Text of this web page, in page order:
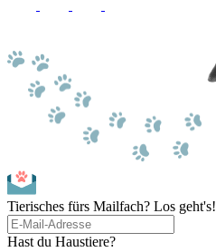
Tierisches fürs Mailfach? Los geht's!
Hast du Haustiere?